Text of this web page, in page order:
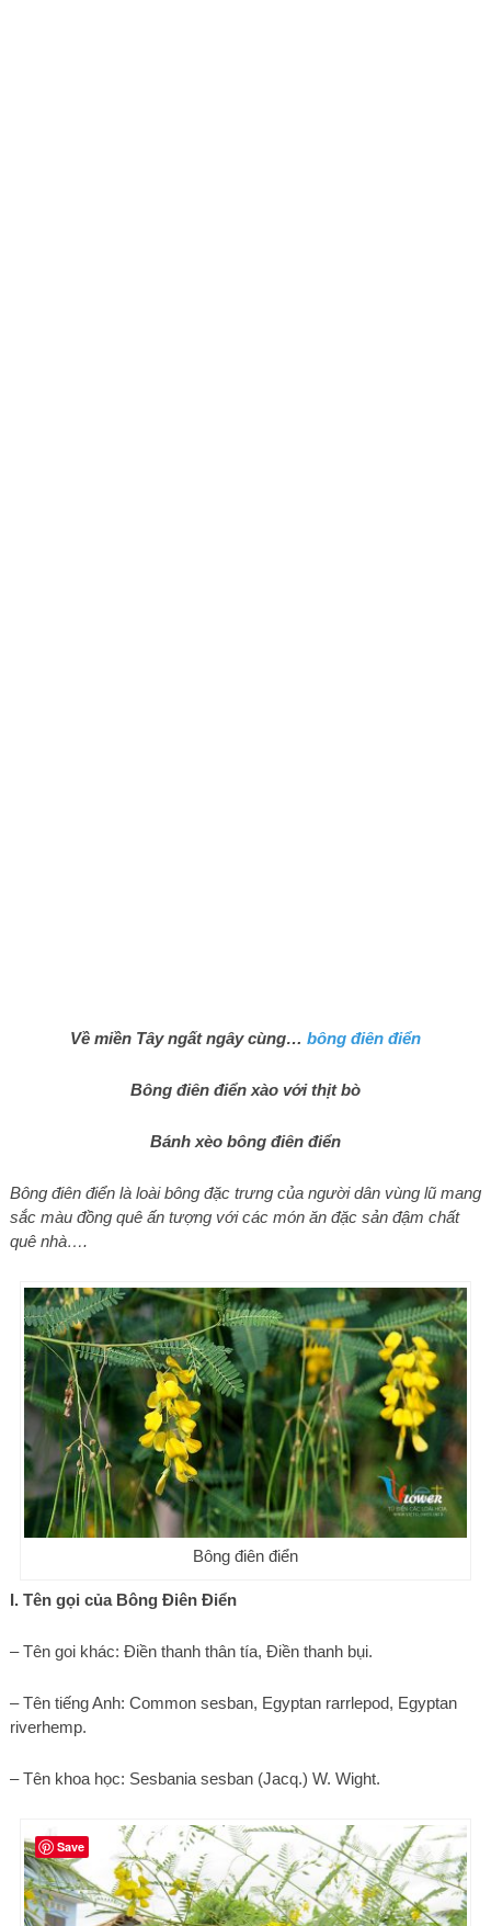
Về miền Tây ngất ngây cùng… bông điên điển
Bông điên điển xào với thịt bò
Bánh xèo bông điên điển
Bông điên điển là loài bông đặc trưng của người dân vùng lũ mang
sắc màu đồng quê ấn tượng với các món ăn đặc sản đậm chất
quê nhà….
Bông điên điển
I. Tên gọi của Bông Điên Điển
– Tên goi khác: Điền thanh thân tía, Điền thanh bụi.
– Tên tiếng Anh: Common sesban, Egyptan rarrlepod, Egyptan
riverhemp.
– Tên khoa học: Sesbania sesban (Jacq.) W. Wight.
Save